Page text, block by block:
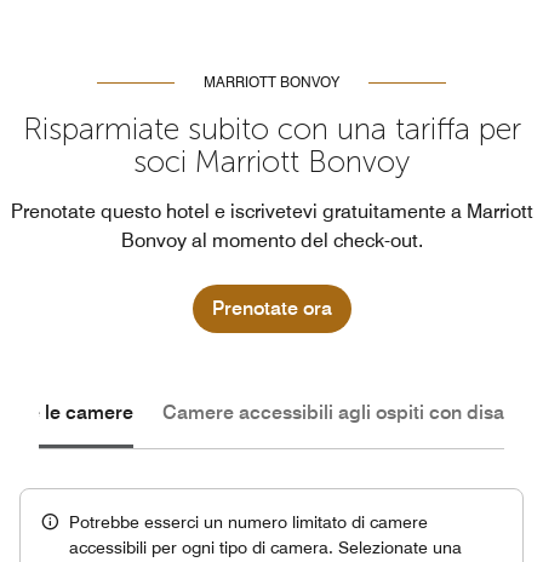
MARRIOTT BONVOY
Risparmiate subito con una tariffa per
soci Marriott Bonvoy
Prenotate questo hotel e iscrivetevi gratuitamente a Marriott
Bonvoy al momento del check-out.
Prenotate ora
le camere Camere accessibili agli ospiti con
Potrebbe esserci un numero limitato di camere
accessibili per ogni tipo di camera. Selezionate una